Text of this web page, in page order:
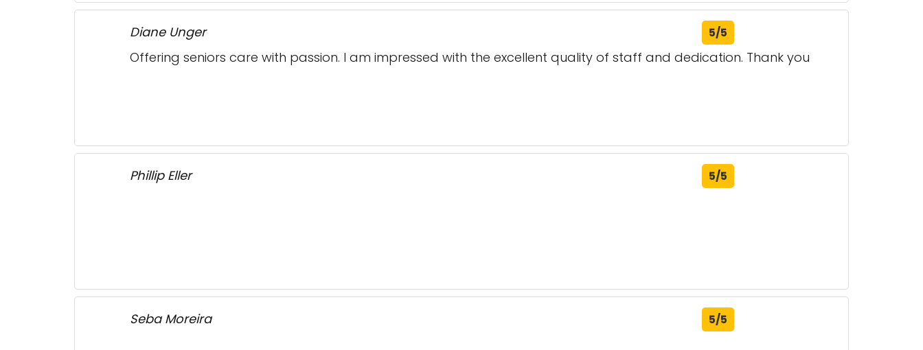
Diane Unger 5/5
Offering seniors care with passion. I am impressed with the excellent quality of staff and dedication. Thank you
Phillip Eller 5/5
Seba Moreira 5/5